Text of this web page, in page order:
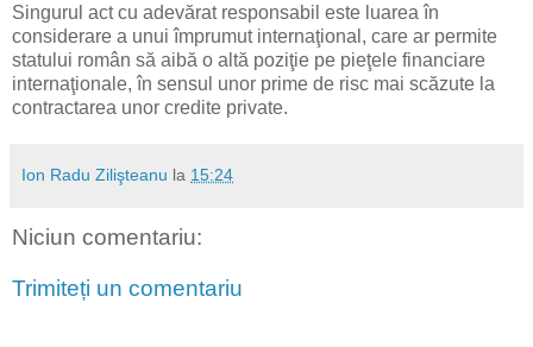
Singurul act cu adevărat responsabil este luarea în
considerare a unui împrumut internaţional, care ar permite
statului român să aibă o altă poziţie pe pieţele financiare
internaţionale, în sensul unor prime de risc mai scăzute la
contractarea unor credite private.
Ion Radu Zilişteanu la 15:24
Niciun comentariu:
Trimiteți un comentariu